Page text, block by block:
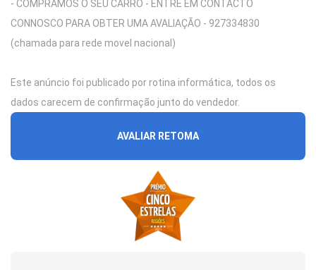
- COMPRAMOS O SEU CARRO - ENTRE EM CONTACTO
CONNOSCO PARA OBTER UMA AVALIAÇÃO - 927334830
(chamada para rede movel nacional)
Este anúncio foi publicado por rotina informática, todos os
dados carecem de confirmação junto do vendedor.
AVALIAR RETOMA